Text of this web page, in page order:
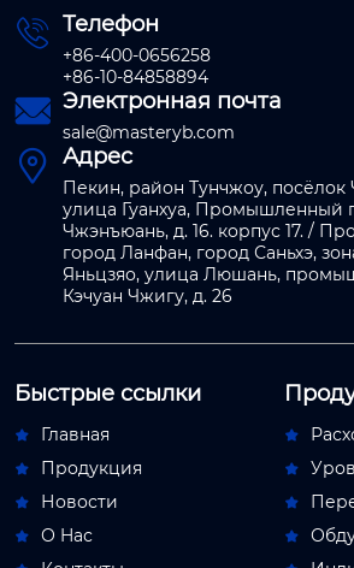
 Телефон
+86-400-0656258
+86-10-84858894
 Электронная почта
sale@masteryb.com
 Адрес
Пекин, район Тунчжоу, посёлок
улица Гуанхуа, Промышленный
Чжэнъюань, д. 16. корпус 17. /
город Ланфан, город Саньхэ,
Яньцзяо, улица Люшань,
Кэчуан Чжигу, д. 26
Быстрые ссылки
 Главная
 Продукция
 Новости
 О Hас



